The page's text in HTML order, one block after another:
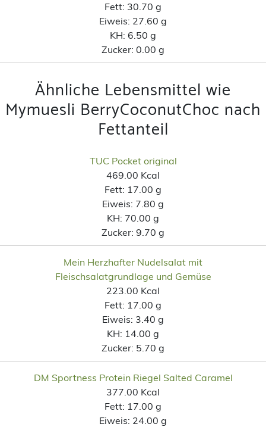
Fett: 30.70 g
Eiweis: 27.60 g
KH: 6.50 g
Zucker: 0.00 g
Ähnliche Lebensmittel wie
Mymuesli BerryCoconutChoc nach
Fettanteil
TUC Pocket original
469.00 Kcal
Fett: 17.00 g
Eiweis: 7.80 g
KH: 70.00 g
Zucker: 9.70 g
Mein Herzhafter Nudelsalat mit
Fleischsalatgrundlage und Gemüse
223.00 Kcal
Fett: 17.00 g
Eiweis: 3.40 g
KH: 14.00 g
Zucker: 5.70 g
DM Sportness Protein Riegel Salted Caramel
377.00 Kcal
Fett: 17.00 g
Eiweis: 24.00 g